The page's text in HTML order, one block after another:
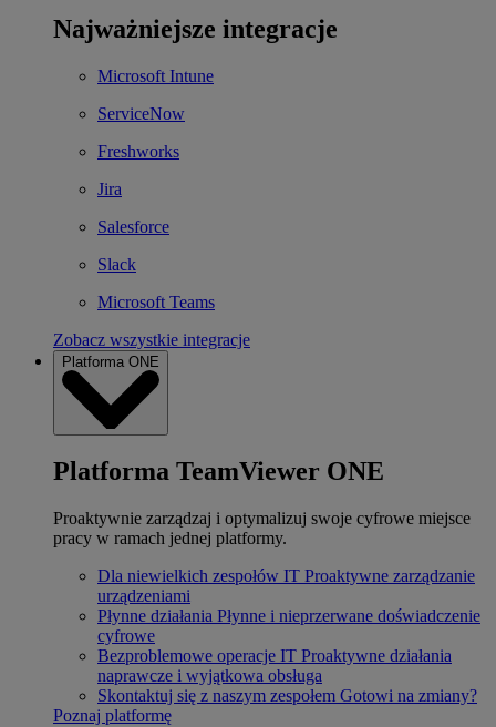
Najważniejsze integracje
Microsoft Intune
ServiceNow
Freshworks
Jira
Salesforce
Slack
Microsoft Teams
Zobacz wszystkie integracje
Platforma ONE
Platforma TeamViewer ONE
Proaktywnie zarządzaj i optymalizuj swoje cyfrowe miejsce
pracy w ramach jednej platformy.
Dla niewielkich zespołów IT Proaktywne zarządzanie
urządzeniami
Płynne działania Płynne i nieprzerwane doświadczenie
cyfrowe
Bezproblemowe operacje IT Proaktywne działania
naprawcze i wyjątkowa obsługa
Skontaktuj się z naszym zespołem Gotowi na zmiany?
Poznaj platformę